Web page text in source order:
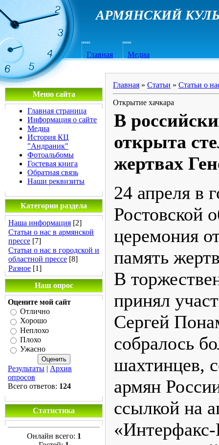
АРМЯНСКИЙ
Главная Медиа
Меню сайта
Главная страница
Информация о сайте
Медиа
История КЦ
"Андраник"
Фотоальбомы
Гостевая книга
Обратная связь
Наши реквизиты
Категории раздела
Наша информация [2]
Статьи о нас в армянской
прессе [7]
Статьи о нас в городской и
областной прессе [8]
Разное [1]
Наш опрос
Оцените мой сайт
Отлично
Хорошо
Неплохо
Плохо
Ужасно
Результаты | Архив
опросов
Всего ответов: 124
Статистика
Онлайн всего: 1
Главная » Статьи » Статьи о
Открытие хачкара
В
открыта
жертвах
24 апреля в
Ростовской
церемония
память
В
принял
Сергей
собралось
шахтинцев,
армян
ссылкой на